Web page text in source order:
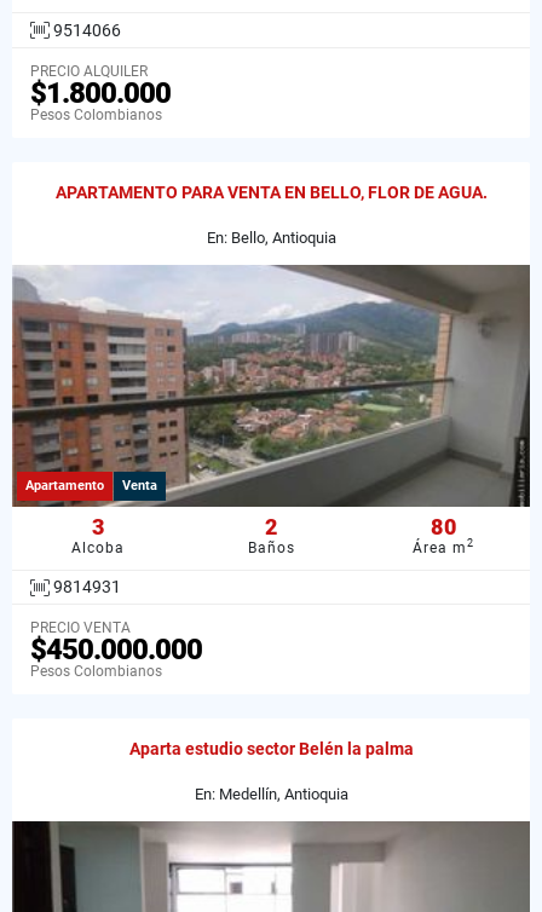
9514066
PRECIO ALQUILER
$1.800.000
Pesos Colombianos
APARTAMENTO PARA VENTA EN BELLO, FLOR DE AGUA.
En: Bello, Antioquia
Apartamento Venta
3
Alcoba
2
Baños
80
Área m2
9814931
PRECIO VENTA
$450.000.000
Pesos Colombianos
Aparta estudio sector Belén la palma
En: Medellín, Antioquia